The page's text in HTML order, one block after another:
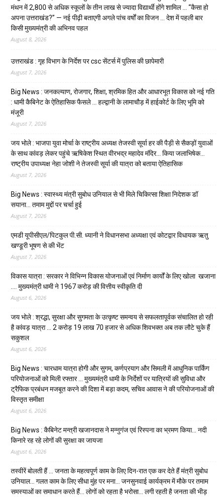
मंथन में 2,800 से अधिक स्कूलों के तीन लाख से ज्यादा विद्यार्थी होंगे शामिल … “कैसा हो
अपना उत्तराखंड?” — नई पीढ़ी बताएगी अगले पांच वर्षों का विजन … देश में पहली बार
किसी मुख्यमंत्री की अभिनव पहल
August 8, 2026
उत्तराखंड : गृह विभाग के निर्देश पर csc सेंटर्स में पुलिस की छापेमारी
August 7, 2026
Big News : जनकल्याण, रोजगार, शिक्षा, श्रमिक हित और आधारभूत विकास को नई गति
: धामी कैबिनेट के ऐतिहासिक फैसले … हल्द्वानी के लामाचौड़ में हाईकोर्ट के लिए भूमि को
मंजूरी
August 7, 2026
जय भोले : भाजपा युवा मोर्चा के राष्ट्रीय अध्यक्ष तेजस्वी सूर्या हर की पैड़ी से सैकड़ों युवाओं
के साथ कांवड़ लेकर पहुंचे ऋषिकेश स्थित वीरभद्र महादेव मंदिर… किया जलाभिषेक…
राष्ट्रीय उपाध्यक्ष नेहा जोशी ने तेजस्वी सूर्या की यात्रा को बताया ऐतिहासिक
August 7, 2026
Big News : स्वास्थ्य मंत्री सुबोध उनियाल से भी मिले चिकित्सा शिक्षा निदेशक डॉ
सयाना… तमाम मुद्दों पर चर्चा हुई
August 7, 2026
एमडी यूपीसीएल/पिटकुल पी.सी. ध्यानी ने विधानसभा अध्यक्षा एवं कोटद्वार विधायक ऋतु
खण्डूरी भूषण से की भेंट
August 7, 2026
विकास यात्रा : सरकार ने विभिन्न विकास योजनाओं एवं निर्माण कार्यों के लिए खोला खजाना
…. मुख्यमंत्री धामी ने ₹1967 करोड़ की वित्तीय स्वीकृति दी
August 6, 2026
जय भोले : श्रद्धा, सुरक्षा और सुगमता के उत्कृष्ट समन्वय से सफलतापूर्वक संचालित हो रही
है कांवड़ यात्रा … 2 करोड़ 19 लाख 70 हजार से अधिक शिवभक्त अब तक लौटे चुके हैं
सकुशल
August 6, 2026
Big News : चारधाम यात्रा होगी और सुगम, कर्णप्रयाग और सिमली में आधुनिक पार्किंग
परियोजनाओं को मिली रफ्तार … मुख्यमंत्री धामी के निर्देशों पर यात्रियों की सुविधा और
ट्रैफिक प्रबंधन मजबूत करने की दिशा में बड़ा कदम, सचिव आवास ने की परियोजनाओं की
विस्तृत समीक्षा
August 6, 2026
Big News : कैबिनेट मन्त्री खजानदास ने मन्नुगंज एवं रिस्पना का भ्रमण किया… नदी
किनारे रह रहे लोगों की सुरक्षा का जायजा
August 6, 2026
तस्वीरें बोलती हैं … जनता के महत्वपूर्ण काम के लिए दिन-रात एक कर देते हैं मंत्री सुबोध
उनियाल… गलत काम के लिए सीधा मुंह पर मना… जनसुनवाई कार्यक्रम में मौके पर तमाम
समस्याओं का समाधान करते हैं… लोगों को रहता है भरोसा… लगी रहती है जनता की भीड़